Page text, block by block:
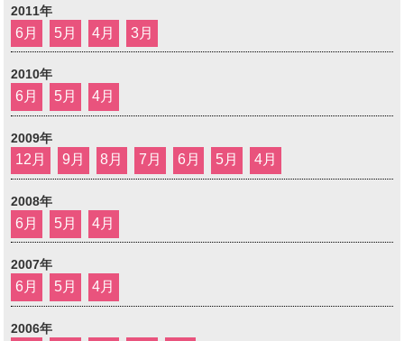
2011年
6月 5月 4月 3月
2010年
6月 5月 4月
2009年
12月 9月 8月 7月 6月 5月 4月
2008年
6月 5月 4月
2007年
6月 5月 4月
2006年